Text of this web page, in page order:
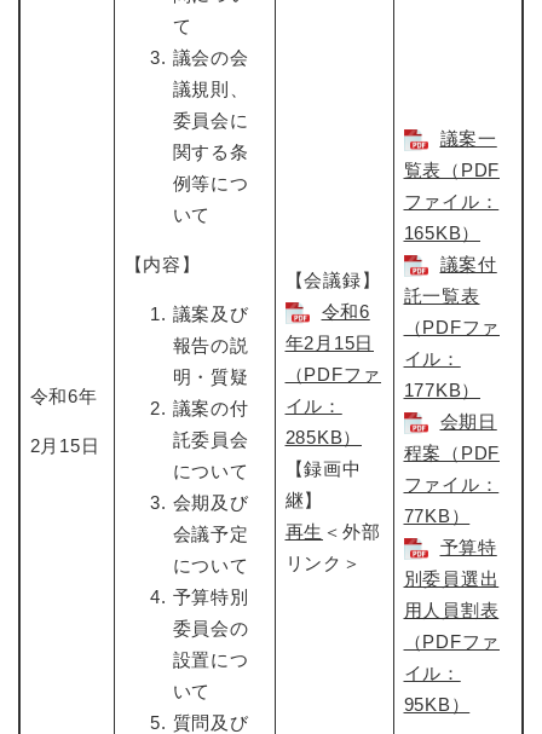
令和6年
2月15日
て
議会の会
議規則、
委員会に
関する条
例等につ
いて
【内容】
議案及び
報告の説
明・質疑
議案の付
託委員会
について
会期及び
会議予定
について
予算特別
委員会の
設置につ
いて
質問及び
【会議録】
令和6
年2月15日
（PDFファ
イル：
285KB）
【録画中
継】
再生 ＜外部
リンク＞
議案一
覧表（PDF
ファイル：
165KB）
議案付
託一覧表
（PDFファ
イル：
177KB）
会期日
程案（PDF
ファイル：
77KB）
予算特
別委員選出
用人員割表
（PDFファ
イル：
95KB）